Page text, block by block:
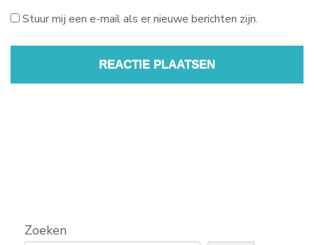
Stuur mij een e-mail als er nieuwe berichten zijn.
Zoeken